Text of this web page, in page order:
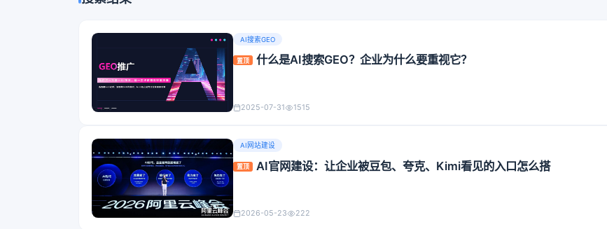
AI搜索GEO
置顶 什么是AI搜索GEO？企业为什么要重视它？
2025-07-31 1515
AI网站建设
置顶 AI官网建设：让企业被豆包、夸克、Kimi看见的入口怎么搭
2026-05-23 222